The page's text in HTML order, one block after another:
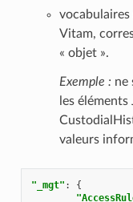
Vitam,
« objet ».
Exemple : ne
les éléments
valeurs
"_mgt" :
{